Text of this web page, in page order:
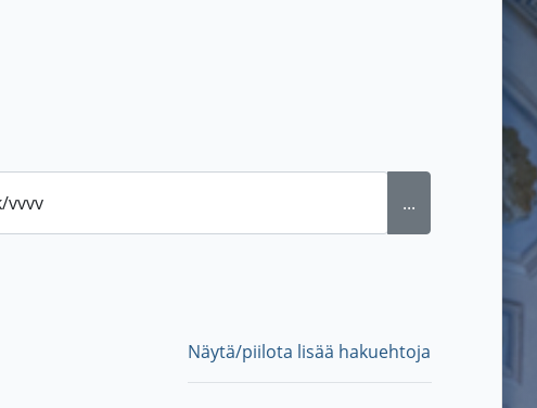
vvvv ...
Näytä/piilota lisää hakuehtoja